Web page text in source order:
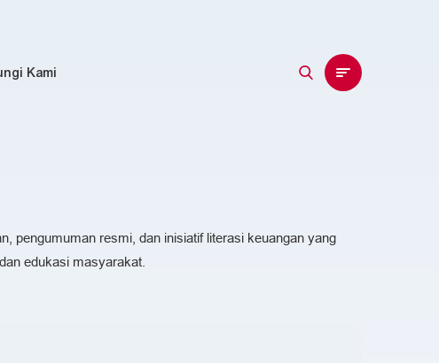
Kami ID
pengumuman resmi, dan inisiatif literasi keuangan yang
edukasi masyarakat.